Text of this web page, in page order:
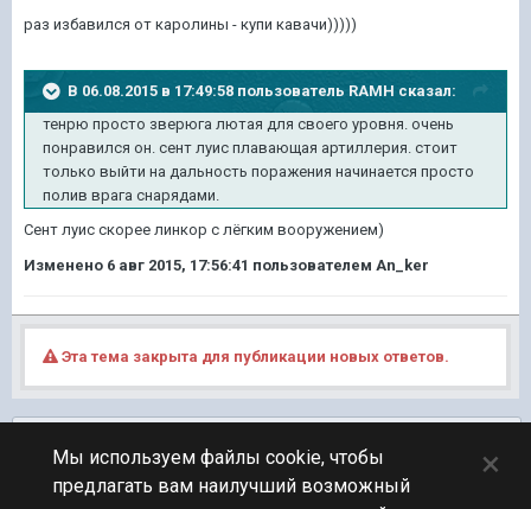
раз избавился от каролины - купи кавачи)))))
В 06.08.2015 в 17:49:58 пользователь RAMH сказал:
тенрю просто зверюга лютая для своего уровня. очень
понравился он. сент луис плавающая артиллерия. стоит
только выйти на дальность поражения начинается просто
полив врага снарядами.
Сент луис скорее линкор с лёгким вооружением)
Изменено 6 авг 2015, 17:56:41 пользователем An_ker
Эта тема закрыта для публикации новых ответов.
ПЕРЕЙТИ К СПИСКУ ТЕМ
Мы используем файлы cookie, чтобы
предлагать вам наилучший возможный
×